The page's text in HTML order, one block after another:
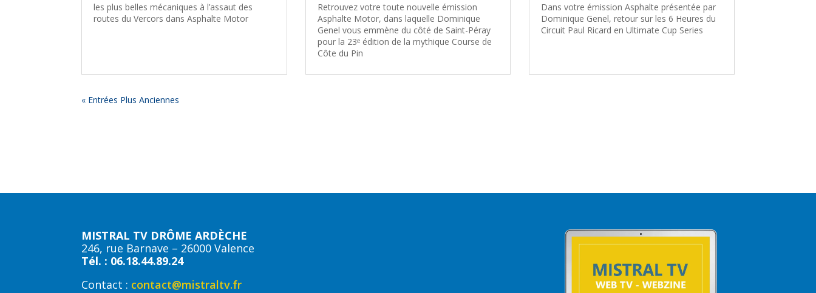
les plus belles mécaniques à l’assaut des
routes du Vercors dans Asphalte Motor
Retrouvez votre toute nouvelle émission
Asphalte Motor, dans laquelle Dominique
Genel vous emmène du côté de Saint-Péray
pour la 23ᵉ édition de la mythique Course de
Côte du Pin
Dans votre émission Asphalte présentée par
Dominique Genel, retour sur les 6 Heures du
Circuit Paul Ricard en Ultimate Cup Series
« Entrées Plus Anciennes
MISTRAL TV DRÔME ARDÈCHE
246, rue Barnave – 26000 Valence
Tél. : 06.18.44.89.24
Contact : contact@mistraltv.fr